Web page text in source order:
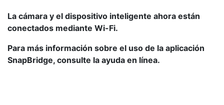
La cámara y el dispositivo inteligente ahora están
conectados mediante Wi-Fi.
Para más información sobre el uso de la aplicación
SnapBridge, consulte la ayuda en línea.